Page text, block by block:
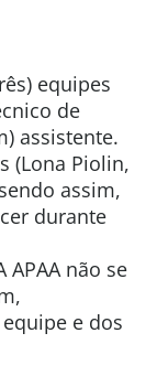
equipes
de
assistente.
(Lona Piolin,
assim,
durante
não se
e dos